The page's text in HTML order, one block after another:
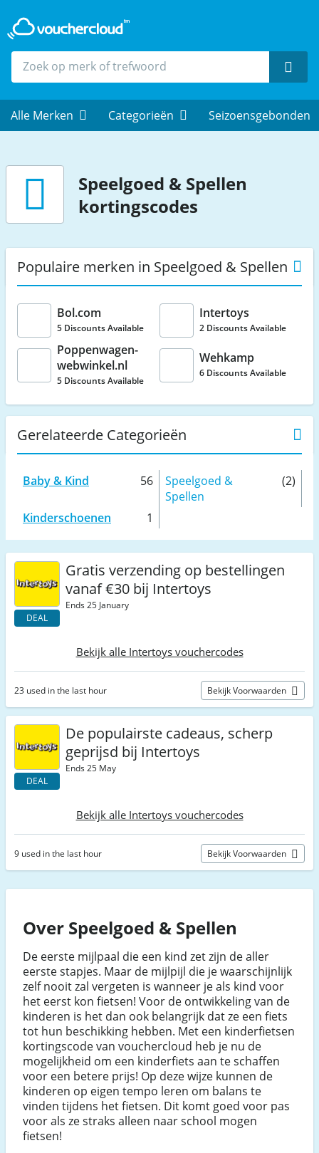
Alle Merken Categorieën Seizoensgebonden
Speelgoed & Spellen
kortingscodes
Populaire merken in Speelgoed & Spellen
Bol.com
5 Discounts Available
Intertoys
2 Discounts Available
Poppenwagen-
webwinkel.nl
5 Discounts Available
Wehkamp
6 Discounts Available
Gerelateerde Categorieën
Baby & Kind 56
Speelgoed &
Spellen
(2)
Kinderschoenen 1
DEAL
Gratis verzending op bestellingen
vanaf €30 bij Intertoys
Ends 25 January
Bekijk alle Intertoys vouchercodes
23 used in the last hour Bekijk Voorwaarden
DEAL
De populairste cadeaus, scherp
geprijsd bij Intertoys
Ends 25 May
Bekijk alle Intertoys vouchercodes
9 used in the last hour Bekijk Voorwaarden
Over Speelgoed & Spellen
De eerste mijlpaal die een kind zet zijn de aller
eerste stapjes. Maar de mijlpijl die je waarschijnlijk
zelf nooit zal vergeten is wanneer je als kind voor
het eerst kon fietsen! Voor de ontwikkeling van de
kinderen is het dan ook belangrijk dat ze een fiets
tot hun beschikking hebben. Met een kinderfietsen
kortingscode van vouchercloud heb je nu de
mogelijkheid om een kinderfiets aan te schaffen
voor een betere prijs! Op deze wijze kunnen de
kinderen op eigen tempo leren om balans te
vinden tijdens het fietsen. Dit komt goed voor pas
voor als ze straks alleen naar school mogen
fietsen!